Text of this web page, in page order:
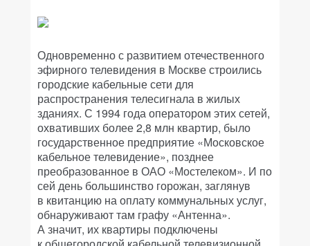
Одновременно с развитием отечественного
эфирного телевидения в Москве строились
городские кабельные сети для
распространения телесигнала в жилых
зданиях. С 1994 года оператором этих сетей,
охвативших более 2,8 млн квартир, было
государственное предприятие «Московское
кабельное телевидение», позднее
преобразованное в ОАО «Мостелеком». И по
сей день большинство горожан, заглянув
в квитанцию на оплату коммунальных услуг,
обнаруживают там графу «Антенна».
А значит, их квартиры подключены